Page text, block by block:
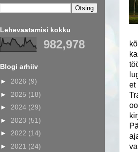
et
Lehevaatamisi kokku
982,978
Blogi arhiiv
► 2026 (9)
► 2025 (18)
► 2024 (29)
► 2023 (51)
► 2022 (14)
► 2021 (24)